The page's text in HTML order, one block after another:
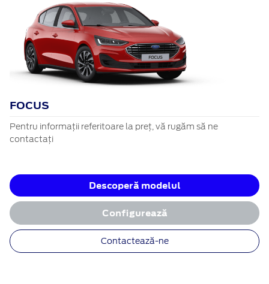
FOCUS
Pentru informații referitoare la preț, vă rugăm să ne
contactați
Descoperă modelul
Configurează
Contactează-ne